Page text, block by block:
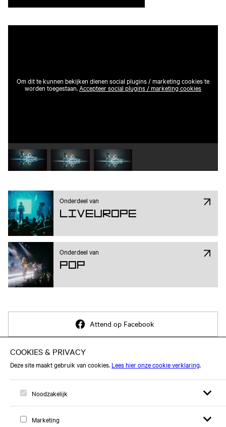
Om dit te kunnen bekijken dienen social plugins / marketing cookies te
worden toegestaan.Accepteer social plugins / marketing cookies
Speel video 1 afSpeel video 2 afSpeel video 3 af
Onderdeel van
Liveurope
Onderdeel van
Pop
Attend op Facebook